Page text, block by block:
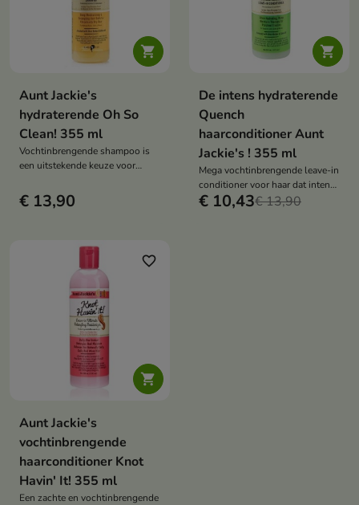

Aunt Jackie's
hydraterende Oh So
Clean! 355 ml
Vochtinbrengende shampoo is
een uitstekende keuze voor
€ 13,90

De intens hydraterende
Quench
haarconditioner Aunt
Jackie's ! 355 ml
Mega vochtinbrengende leave-in
conditioner voor haar dat intense
hydratatie nodig heeft
€ 10,43€ 13,90

favorite_border
Aunt Jackie's
vochtinbrengende
haarconditioner Knot
Havin' It! 355 ml
Een zachte en vochtinbrengende